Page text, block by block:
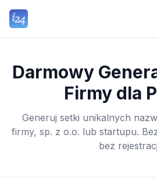
Darmowy
Firmy dla
Generuj setki unikalnych
firmy, sp. z o.o. lub startupu.
bez